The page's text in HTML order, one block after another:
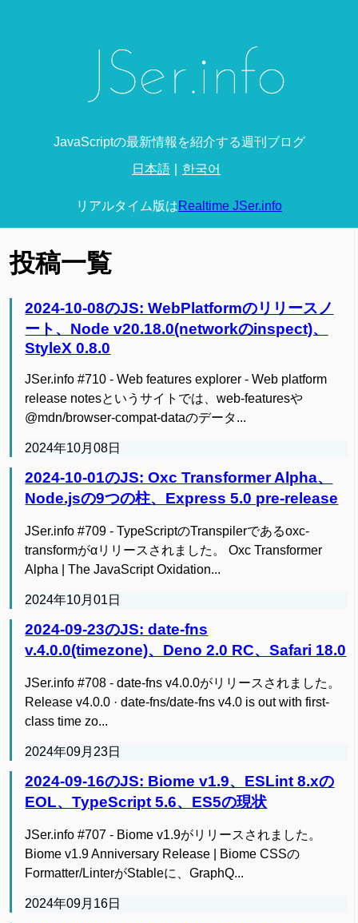
JavaScriptの最新情報を紹介する週刊ブログ
日本語 한국어
リアルタイム版はRealtime JSer.info
投稿一覧
2024-10-08のJS: WebPlatformのリリースノ
ート、Node v20.18.0(networkのinspect)、
StyleX 0.8.0
JSer.info #710 - Web features explorer - Web platform
release notesというサイトでは、web-featuresや
@mdn/browser-compat-dataのデータ...
2024年10月08日
2024-10-01のJS: Oxc Transformer Alpha、
Node.jsの9つの柱、Express 5.0 pre-release
JSer.info #709 - TypeScriptのTranspilerであるoxc-
transformがαリリースされました。 Oxc Transformer
Alpha | The JavaScript Oxidation...
2024年10月01日
2024-09-23のJS: date-fns
v.4.0.0(timezone)、Deno 2.0 RC、Safari 18.0
JSer.info #708 - date-fns v4.0.0がリリースされました。
Release v4.0.0 · date-fns/date-fns v4.0 is out with first-
class time zo...
2024年09月23日
2024-09-16のJS: Biome v1.9、ESLint 8.xの
EOL、TypeScript 5.6、ES5の現状
JSer.info #707 - Biome v1.9がリリースされました。
Biome v1.9 Anniversary Release | Biome CSSの
Formatter/LinterがStableに、GraphQ...
2024年09月16日